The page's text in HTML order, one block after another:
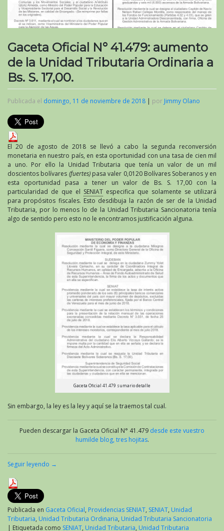
Gaceta Oficial N° 41.479: aumento
de la Unidad Tributaria Ordinaria a
Bs. S. 17,00.
Publicada el domingo, 11 de noviembre de 2018 | por Jimmy Olano
El 20 de agosto de 2018 se llevó a cabo la segunda reconversión
monetaria en nuestro país, en esta oportunidad con una tasa de cien mil
a uno. Por ello la Unidad Tributaria que tenía un valor de un mil
doscientos bolívares (fuertes) pasa valer 0,0120 Bolívares Soberanos y en
esta oportunidad pasa a tener un valor de Bs. S. 17,00 con la
particularidad de que el SENIAT especifica que solamente se utilizará
para propósitos fiscales. Esto desdibuja la razón de ser de la Unidad
Tributaria, por lo menos lo de la Unidad Tributaria Sancionatoria tenía
algo de sentido pero esto no le encontramos justificación alguna.
Gaceta Oficial 41.479 sumario detalle
Sin embargo, la ley es la ley y aquí se la traemos tal cual.
Pueden descargar la Gaceta Oficial N° 41.479 desde este vuestro
humilde blog, tres hojitas.
Seguir leyendo →
Publicada en Gaceta Oficial, Providencias SENIAT, SENIAT, Unidad
Tributaria, Unidad Tributaria Ordinaria, Unidad Tributaria Sancionatoria
| Etiquetada como SENIAT, Unidad Tributaria, Unidad Tributaria